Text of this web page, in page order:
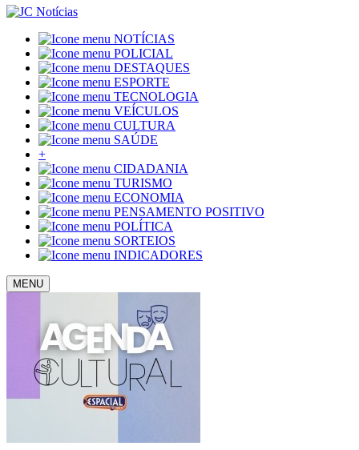
NOTÍCIAS
POLICIAL
DESTAQUES
ESPORTE
TECNOLOGIA
VEÍCULOS
CULTURA
SAÚDE
+
CIDADANIA
TURISMO
ECONOMIA
PENSAMENTO POSITIVO
POLÍTICA
SORTEIOS
INDICADORES
MENU